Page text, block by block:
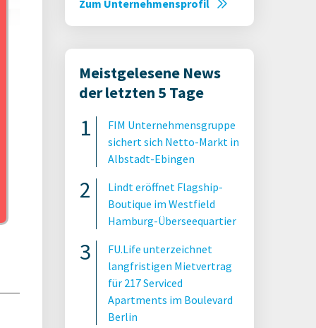
Zum Unternehmensprofil
Meistgelesene News
der letzten 5 Tage
FIM Unternehmensgruppe
sichert sich Netto-Markt in
Albstadt-Ebingen
Lindt eröffnet Flagship-
Boutique im Westfield
Hamburg-Überseequartier
FU.Life unterzeichnet
langfristigen Mietvertrag
für 217 Serviced
Apartments im Boulevard
Berlin